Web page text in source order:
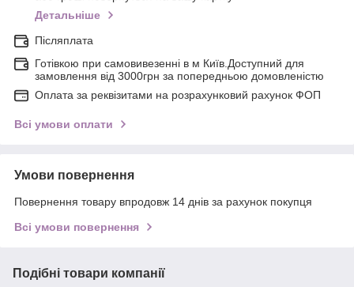
Детальніше
Післяплата
Готівкою при самовивезенні в м Київ.Доступний для
замовлення від 3000грн за попередньою домовленістю
Оплата за реквізитами на розрахунковий рахунок ФОП
Всі умови оплати
Умови повернення
Повернення товару впродовж 14 днів за рахунок покупця
Всі умови повернення
Подібні товари компанії